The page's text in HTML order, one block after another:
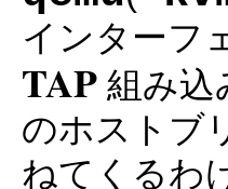
インターフ
TAP 組み込
のホストブ
ねてくるわ